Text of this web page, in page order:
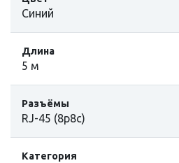
Синий
Длина
5 м
Разъёмы
RJ-45 (8p8c)
Категория